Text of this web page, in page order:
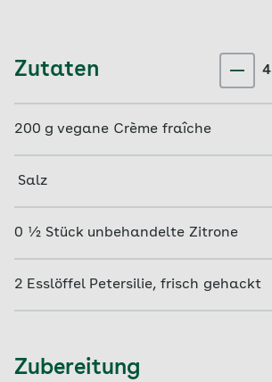
Zutaten 4
200 g vegane Crème fraîche
Salz
0 ½ Stück unbehandelte Zitrone
2 Esslöffel Petersilie, frisch gehackt
Zubereitung